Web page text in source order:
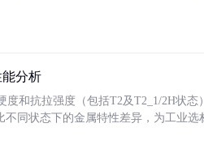
分析
度和抗拉强度（包括T2及T2_1/2H状
同状态下的金属特性差异，为工业选